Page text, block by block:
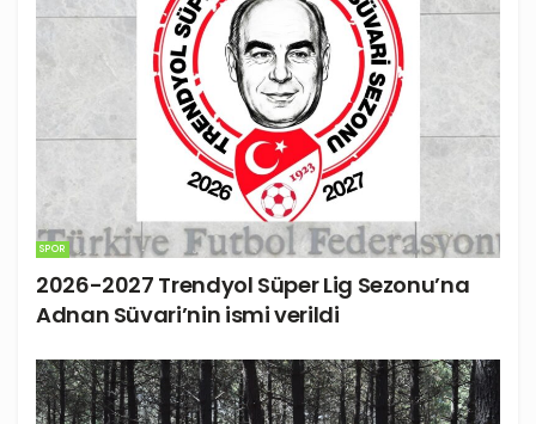
SPOR
2026-2027 Trendyol Süper Lig Sezonu’na
Adnan Süvari’nin ismi verildi